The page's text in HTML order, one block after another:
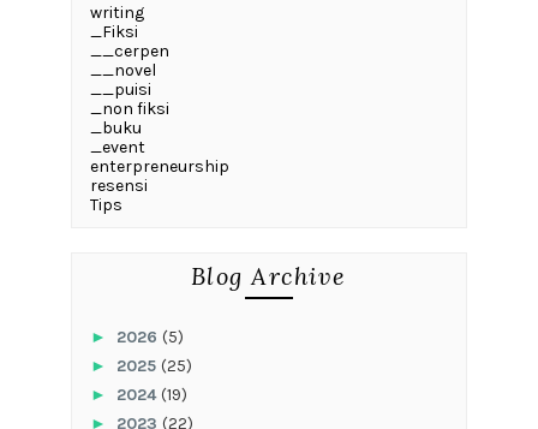
writing
_Fiksi
__cerpen
__novel
__puisi
_non fiksi
_buku
_event
enterpreneurship
resensi
Tips
Blog Archive
► 2026 (5)
► 2025 (25)
► 2024(19)
► 2023 (22)